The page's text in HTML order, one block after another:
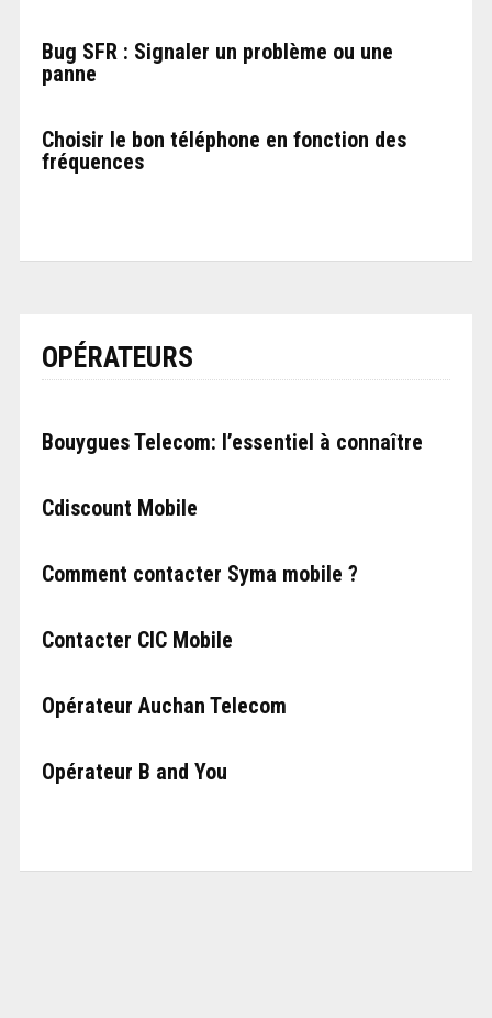
Bug SFR : Signaler un problème ou une
panne
Choisir le bon téléphone en fonction des
fréquences
OPÉRATEURS
Bouygues Telecom: l’essentiel à connaître
Cdiscount Mobile
Comment contacter Syma mobile ?
Contacter CIC Mobile
Opérateur Auchan Telecom
Opérateur B and You